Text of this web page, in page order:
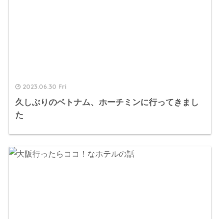
2023.06.30 Fri
久しぶりのベトナム、ホーチミンに行ってきまし
た